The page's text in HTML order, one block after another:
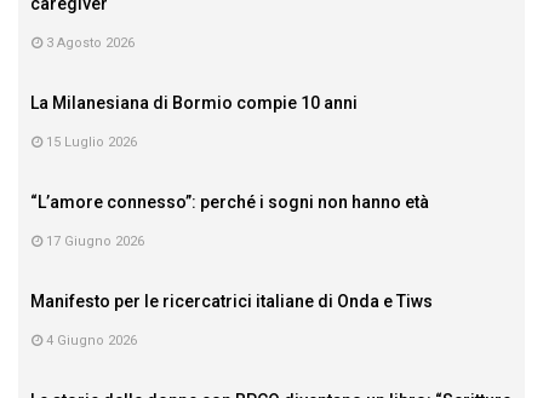
3 Agosto 2026
La Milanesiana di Bormio compie 10 anni
15 Luglio 2026
“L’amore connesso”: perché i sogni non hanno età
17 Giugno 2026
Manifesto per le ricercatrici italiane di Onda e Tiws
4 Giugno 2026